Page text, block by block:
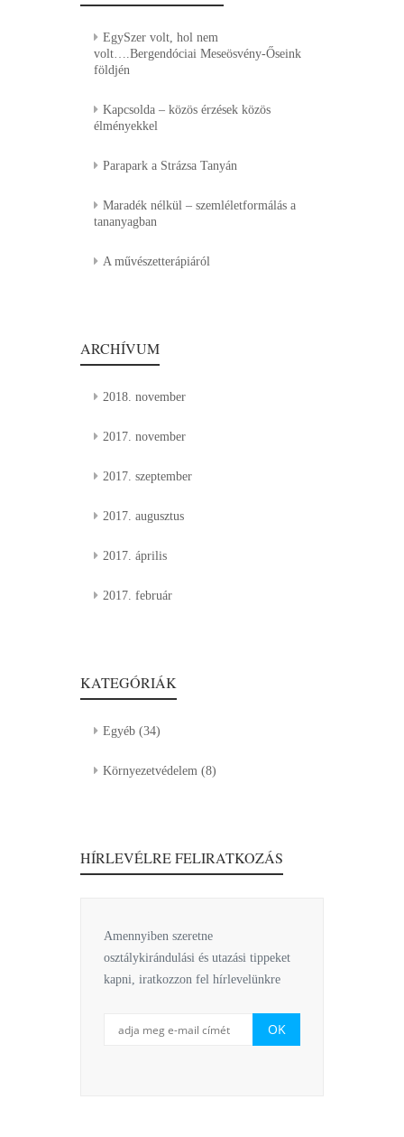
EgySzer volt, hol nem
volt….Bergendóciai Meseösvény-Őseink
földjén
Kapcsolda – közös érzések közös
élményekkel
Parapark a Strázsa Tanyán
Maradék nélkül – szemléletformálás a
tananyagban
A művészetterápiáról
ARCHÍVUM
2018. november
2017. november
2017. szeptember
2017. augusztus
2017. április
2017. február
KATEGÓRIÁK
Egyéb (34)
Környezetvédelem (8)
HÍRLEVÉLRE FELIRATKOZÁS
Amennyiben szeretne
osztálykirándulási és utazási tippeket
kapni, iratkozzon fel hírlevelünkre